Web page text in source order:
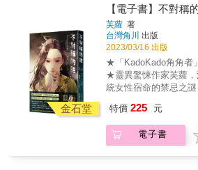
性的任務是「獵捕蝴
勵，並對蝴蝶為所欲為
酷的「斷尾」懲罰。
人各懷鬼胎。蝶伊面臨
的抉擇，他最終能鬥
還是遭人獵捕，成為被
金石堂
【電子書】不對稱
芙蘿 著
台灣角川 出版
2023/03/16 出版
★「KadoKado角角者
★靈異驚悚作家芙蘿
統女性宿命的禁忌之
唯一獲獎作家沙棠──
收錄：精彩番外篇芙蘿
【內容介紹】 當妳面向鏡子，看著最熟悉的那
特價 225 元
電子書